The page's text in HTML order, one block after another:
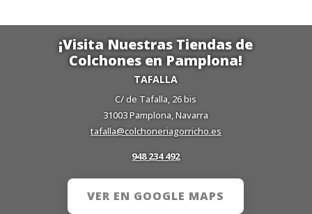
¡Visita Nuestras Tiendas de
Colchones en Pamplona!
TAFALLA
C/ de Tafalla, 26 bis
31003 Pamplona, Navarra
tafalla@colchoneriagorricho.es
948 234 492
VER EN GOOGLE MAPS